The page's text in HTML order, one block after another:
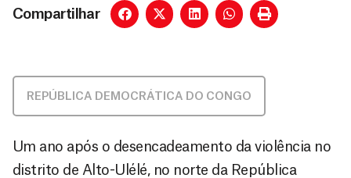
Compartilhar
REPÚBLICA DEMOCRÁTICA DO CONGO
Um ano após o desencadeamento da violência no
distrito de Alto-Ulélé, no norte da República